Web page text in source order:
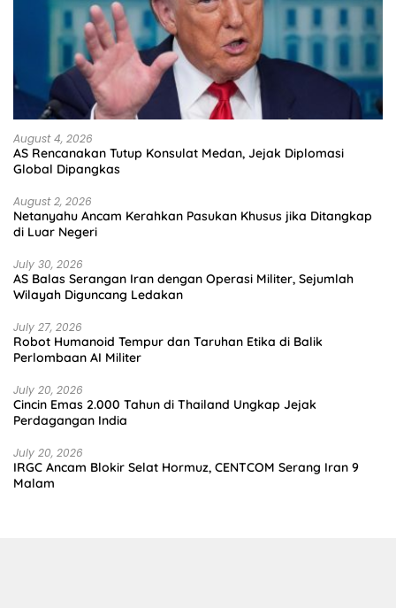
August 4, 2026
AS Rencanakan Tutup Konsulat Medan, Jejak Diplomasi
Global Dipangkas
August 2, 2026
Netanyahu Ancam Kerahkan Pasukan Khusus jika Ditangkap
di Luar Negeri
July 30, 2026
AS Balas Serangan Iran dengan Operasi Militer, Sejumlah
Wilayah Diguncang Ledakan
July 27, 2026
Robot Humanoid Tempur dan Taruhan Etika di Balik
Perlombaan AI Militer
July 20, 2026
Cincin Emas 2.000 Tahun di Thailand Ungkap Jejak
Perdagangan India
July 20, 2026
IRGC Ancam Blokir Selat Hormuz, CENTCOM Serang Iran 9
Malam